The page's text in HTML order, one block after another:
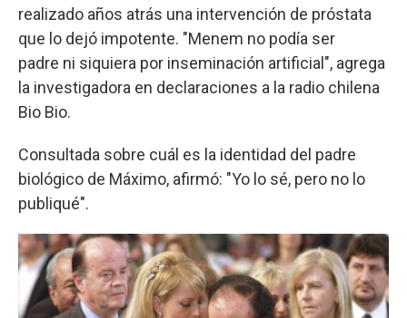
realizado años atrás una intervención de próstata
que lo dejó impotente. "Menem no podía ser
padre ni siquiera por inseminación artificial", agrega
la investigadora en declaraciones a la radio chilena
Bio Bio.
Consultada sobre cuál es la identidad del padre
biológico de Máximo, afirmó: "Yo lo sé, pero no lo
publiqué".